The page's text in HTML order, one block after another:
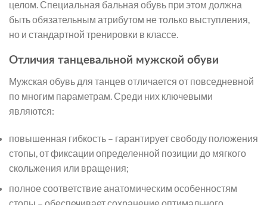
целом. Специальная бальная обувь при этом должна
быть обязательным атрибутом не только выступления,
но и стандартной тренировки в классе.
Отличия танцевальной мужской обуви
Мужская обувь для танцев отличается от повседневной
по многим параметрам. Среди них ключевыми
являются:
повышенная гибкость – гарантирует свободу положения
стопы, от фиксации определенной позиции до мягкого
скольжения или вращения;
полное соответствие анатомическим особенностям